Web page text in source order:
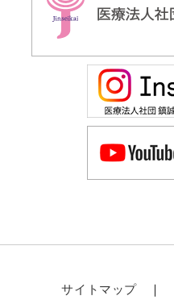
サイトマップ